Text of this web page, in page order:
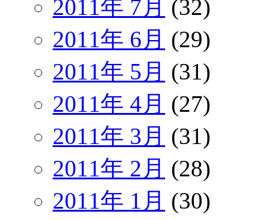
2011年 7月 (32)
2011年 6月 (29)
2011年 5月 (31)
2011年 4月 (27)
2011年 3月 (31)
2011年 2月 (28)
2011年 1月 (30)